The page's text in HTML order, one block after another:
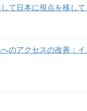
て日本に視点を移して
のアクセスの改善：